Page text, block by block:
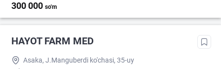
300 000 so'm
HAYOT FARM MED
Asaka, J.Manguberdi ko'chasi, 35-uy